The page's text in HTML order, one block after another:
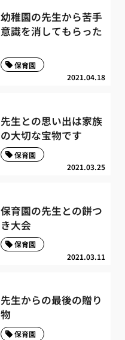
幼稚園の先生から苦手
意識を消してもらった
2021.04.18
保育園
先生との思い出は家族
の大切な宝物です
2021.03.25
保育園
保育園の先生との餅つ
き大会
2021.03.11
保育園
先生からの最後の贈り
物
保育園